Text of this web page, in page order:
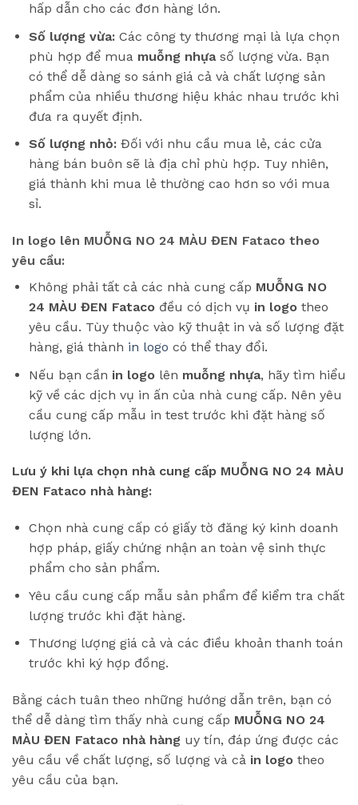
hấp dẫn cho các đơn hàng lớn.
Số lượng vừa:Các công ty thương mại là lựa chọn
phù hợp để mua muỗng nhựasố lượng vừa. Bạn
có thể dễ dàng so sánh giá cả và chất lượng sản
phẩm của nhiều thương hiệu khác nhau trước khi
đưa ra quyết định.
Số lượng nhỏ:Đối với nhu cầu mua lẻ, các cửa
hàng bán buôn sẽ là địa chỉ phù hợp. Tuy nhiên,
giá thành khi mua lẻ thường cao hơn so với mua
sỉ.
In logo lên MUỖNG NO 24 MÀU ĐEN Fataco theo
yêu cầu:
Không phải tất cả các nhà cung cấp MUỖNG NO
24 MÀU ĐEN Fatacođều có dịch vụ in logotheo
yêu cầu. Tùy thuộc vào kỹ thuật in và số lượng đặt
hàng, giá thành in logo có thể thay đổi.
Nếu bạn cần in logolên muỗng nhựa, hãy tìm hiểu
kỹ về các dịch vụ in ấn của nhà cung cấp. Nên yêu
cầu cung cấp mẫu in test trước khi đặt hàng số
lượng lớn.
Lưu ý khi lựa chọn nhà cung cấp MUỖNG NO 24 MÀU
ĐEN Fataco nhà hàng:
Chọn nhà cung cấp có giấy tờ đăng ký kinh doanh
hợp pháp, giấy chứng nhận an toàn vệ sinh thực
phẩm cho sản phẩm.
Yêu cầu cung cấp mẫu sản phẩm để kiểm tra chất
lượng trước khi đặt hàng.
Thương lượng giá cả và các điều khoản thanh toán
trước khi ký hợp đồng.
Bằng cách tuân theo những hướng dẫn trên, bạn có
thể dễ dàng tìm thấy nhà cung cấp MUỖNG NO 24
MÀU ĐEN Fataco nhà hàng uy tín, đáp ứng được các
yêu cầu về chất lượng, số lượng và cả in logo theo
yêu cầu của bạn.